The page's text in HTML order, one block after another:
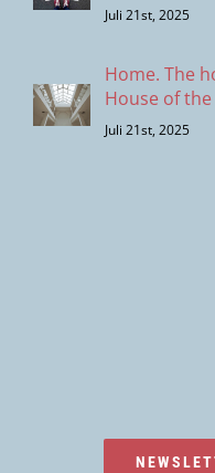
Juli 21st, 2025
Home. The
House of
Juli 21st, 2025